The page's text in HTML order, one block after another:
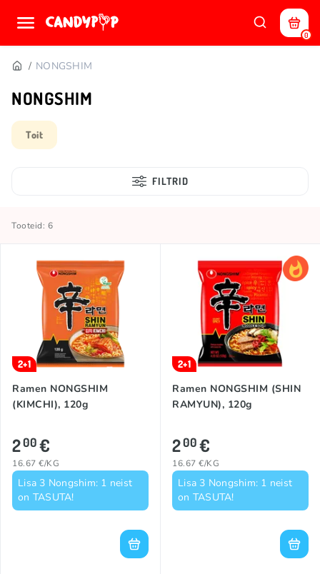
0
NONGSHIM
NONGSHIM
Toit
FILTRID
Tooteid: 6
2+1
Lisa 3 Nongshim: 1 neist
on TASUTA!
Ramen NONGSHIM
(KIMCHI), 120g
200€
16.67 €/KG
2+1
Lisa 3 Nongshim: 1 neist
on TASUTA!
Ramen NONGSHIM (SHIN
RAMYUN), 120g
200€
16.67 €/KG